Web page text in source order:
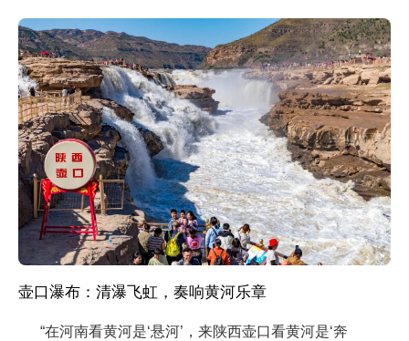
壶口瀑布：清瀑飞虹，奏响黄河乐章
“在河南看黄河是‘悬河’，来陕西壶口看黄河是‘奔